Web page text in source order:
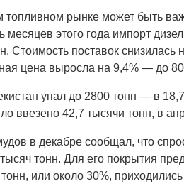
топливном рынке может быть
этого года импорт
Стоимость поставок снизилась
цена выросла на 9,4% — до
упал до 2800 тонн — в
ввезено 42,7 тысячи тонн, в
в декабре сообщал, что
тонн. Для его покрытия
или около 30%,